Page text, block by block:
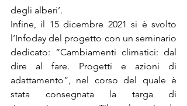
degli alberi’.
Infine, il 15 dicembre 2021 si è svolto
l’Infoday del progetto con un seminario
dedicato: “Cambiamenti climatici: dal
dire al fare. Progetti e azioni di
adattamento”, nel corso del quale è
stata consegnata la targa di